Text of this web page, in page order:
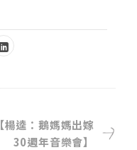
【楊逵：鵝媽媽出嫁
30週年音樂會】